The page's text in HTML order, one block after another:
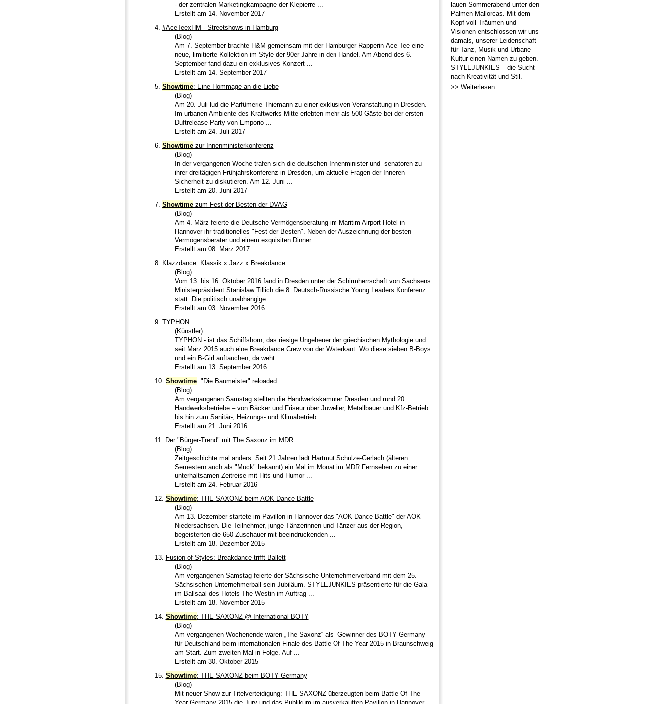
- der zentralen Marketingkampagne der Klepierre ...
Erstellt am 14. November 2017
4. #AceTeexHM - Streetshows in Hamburg
(Blog)
Am 7. September brachte H&M gemeinsam mit der Hamburger Rapperin Ace Tee eine
neue, limitierte Kollektion im Style der 90er Jahre in den Handel. Am Abend des 6.
September fand dazu ein exklusives Konzert ...
Erstellt am 14. September 2017
5. Showtime: Eine Hommage an die Liebe
(Blog)
Am 20. Juli lud die Parfümerie Thiemann zu einer exklusiven Veranstaltung in Dresden.
Im urbanen Ambiente des Kraftwerks Mitte erlebten mehr als 500 Gäste bei der ersten
Duftrelease-Party von Emporio ...
Erstellt am 24. Juli 2017
6. Showtimezur Innenministerkonferenz
(Blog)
In der vergangenen Woche trafen sich die deutschen Innenminister und -senatoren zu
ihrer dreitägigen Frühjahrskonferenz in Dresden, um aktuelle Fragen der Inneren
Sicherheit zu diskutieren. Am 12. Juni ...
Erstellt am 20. Juni 2017
7. Showtimezum Fest der Besten der DVAG
(Blog)
Am 4. März feierte die Deutsche Vermögensberatung im Maritim Airport Hotel in
Hannover ihr traditionelles "Fest der Besten". Neben der Auszeichnung der besten
Vermögensberater und einem exquisiten Dinner ...
Erstellt am 08. März 2017
8. Klazzdance: Klassik x Jazz x Breakdance
(Blog)
Vom 13. bis 16. Oktober 2016 fand in Dresden unter der Schirmherrschaft von Sachsens
Ministerpräsident Stanislaw Tillich die 8. Deutsch-Russische Young Leaders Konferenz
statt. Die politisch unabhängige ...
Erstellt am 03. November 2016
9. TYPHON
(Künstler)
TYPHON - ist das Schiffshorn, das riesige Ungeheuer der griechischen Mythologie und
seit März 2015 auch eine Breakdance Crew von der Waterkant. Wo diese sieben B-Boys
und ein B-Girl auftauchen, da weht ...
Erstellt am 13. September 2016
10. Showtime: "Die Baumeister" reloaded
(Blog)
Am vergangenen Samstag stellten die Handwerkskammer Dresden und rund 20
Handwerksbetriebe – von Bäcker und Friseur über Juwelier, Metallbauer und Kfz-Betrieb
bis hin zum Sanitär-, Heizungs- und Klimabetrieb ...
Erstellt am 21. Juni 2016
11. Der "Bürger-Trend" mit The Saxonz im MDR
(Blog)
Zeitgeschichte mal anders: Seit 21 Jahren lädt Hartmut Schulze-Gerlach (älteren
Semestern auch als "Muck" bekannt) ein Mal im Monat im MDR Fernsehen zu einer
unterhaltsamen Zeitreise mit Hits und Humor ...
Erstellt am 24. Februar 2016
12. Showtime: THE SAXONZ beim AOK Dance Battle
(Blog)
Am 13. Dezember startete im Pavillon in Hannover das "AOK Dance Battle" der AOK
Niedersachsen. Die Teilnehmer, junge Tänzerinnen und Tänzer aus der Region,
begeisterten die 650 Zuschauer mit beeindruckenden ...
Erstellt am 18. Dezember 2015
13. Fusion of Styles: Breakdance trifft Ballett
(Blog)
Am vergangenen Samstag feierte der Sächsische Unternehmerverband mit dem 25.
Sächsischen Unternehmerball sein Jubiläum. STYLEJUNKIES präsentierte für die Gala
im Ballsaal des Hotels The Westin im Auftrag ...
Erstellt am 18. November 2015
14. Showtime: THE SAXONZ @ International BOTY
(Blog)
Am vergangenen Wochenende waren „The Saxonz“ als Gewinner des BOTY Germany
für Deutschland beim internationalen Finale des Battle Of The Year 2015 in Braunschweig
am Start. Zum zweiten Mal in Folge. Auf ...
Erstellt am 30. Oktober 2015
15. Showtime: THE SAXONZ beim BOTY Germany
(Blog)
Mit neuer Show zur Titelverteidigung: THE SAXONZ überzeugten beim Battle Of The
Year Germany 2015 die Jury und das Publikum im ausverkauften Pavillon in Hannover
lauen Sommerabend unter den
Palmen Mallorcas. Mit dem
Kopf voll Träumen und
Visionen entschlossen wir uns
damals, unserer Leidenschaft
für Tanz, Musik und Urbane
Kultur einen Namen zu geben.
STYLEJUNKIES – die Sucht
nach Kreativität und Stil.
>> Weiterlesen